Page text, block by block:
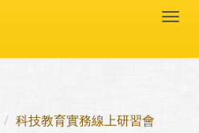
科技教育實務線上研習會